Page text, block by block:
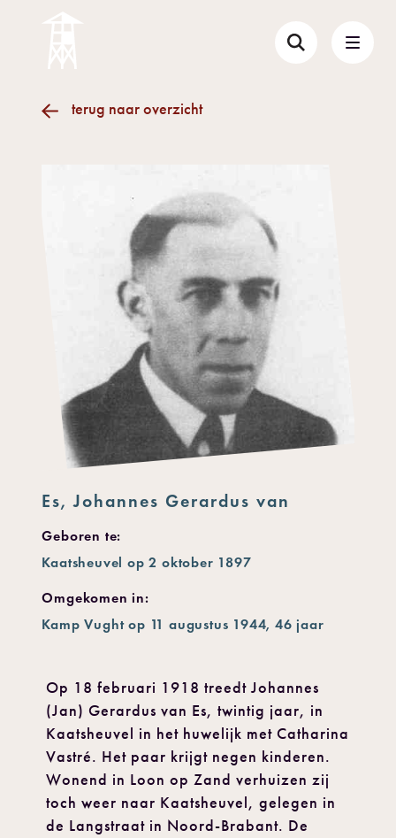
terug naar overzicht
Es, Johannes Gerardus van
Geboren te:
Kaatsheuvel op 2 oktober 1897
Omgekomen in:
Kamp Vught op 11 augustus 1944, 46 jaar
Op 18 februari 1918 treedt Johannes
(Jan) Gerardus van Es, twintig jaar, in
Kaatsheuvel in het huwelijk met Catharina
Vastré. Het paar krijgt negen kinderen.
Wonend in Loon op Zand verhuizen zij
toch weer naar Kaatsheuvel, gelegen in
de Langstraat in Noord-Brabant. De